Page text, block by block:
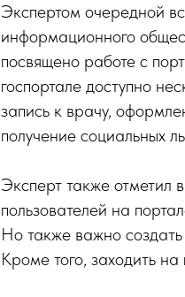
Экспертом очередной
информационного
посвящено работе с
госпортале доступно
запись к врачу,
получение социальных
Эксперт также отметил
пользователей на
Но также важно
Кроме того, заходить на